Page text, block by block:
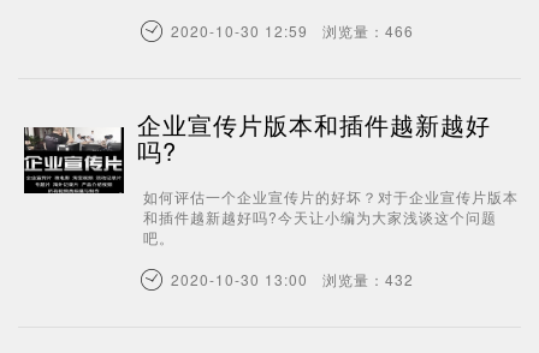
2020-10-30 12:59 浏览量：466
企业宣传片版本和插件越新越好
吗?
如何评估一个企业宣传片的好坏？对于企业宣传片版本
和插件越新越好吗?今天让小编为大家浅谈这个问题
吧。
2020-10-30 13:00 浏览量：432